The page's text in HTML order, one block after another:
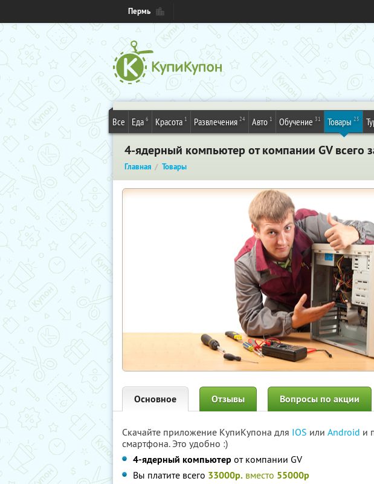
Пермь
Все Еда 6 Красота 1 Развлечения 24 Авто 1 Обучение 31 Товары 25
4-ядерный компьютер от компании GV всего
Главная Товары
Основное Отзывы Вопросы по акции
Скачайте приложение КупиКупона для IOS или Android и
смартфона. Это удобно :)
4-ядерный компьютер от компании GV
Вы платите всего 33000р. вместо 55000р